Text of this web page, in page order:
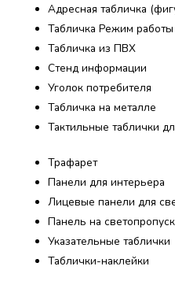
Адресная табличка
Табличка Режим работы
Табличка из ПВХ
Стенд информации
Уголок потребителя
Табличка на металле
Тактильные таблички
Трафарет
Панели для интерьера
Лицевые панели для
Панель на
Указательные таблички
Таблички-наклейки